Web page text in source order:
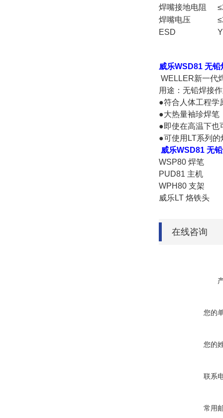
焊嘴接地电阻
焊嘴电压
ESD
威乐WSD81 无铅
WELLER新一代
用途：无铅焊接
●符合人体工程学
●大热量袖珍焊笔
●即使在高温下也
●可使用LT系列的
威乐WSD81 无
WSP80 焊笔
PUD81 主机
WPH80 支架
威乐LT 烙铁头
在线咨询
您的
您的
联系
常用